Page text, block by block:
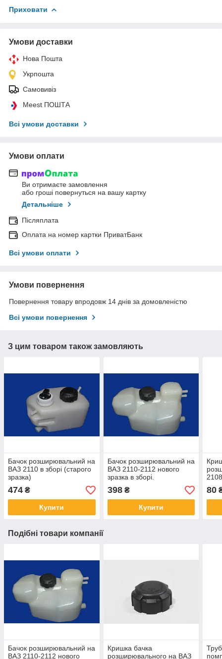
Приховати
Умови доставки
Нова Пошта
Укрпошта
Самовивіз
Meest ПОШТА
Всі умови доставки
Умови оплати
Ви отримаєте замовлення
або гроші повернуться на вашу картку
Детальніше
Післяплата
Оплата на номер картки ПриватБанк
Всі умови оплати
Умови повернення
Повернення товару впродовж 14 днів за домовленістю
Всі умови повернення
З цим товаром також замовляють
Бачок розширювальний на
ВАЗ 2110 в зборі (старого
зразка)
474 ₴
Купити
Бачок розширювальний на
ВАЗ 2110-2112 нового
зразка в зборі.
398₴
Купити
80
Подібні товари компанії
Бачок розширювальний на
ВАЗ 2110-2112 нового
Кришка бачка
розширювального на ВАЗ